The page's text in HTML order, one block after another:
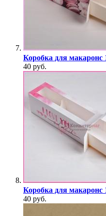
Коробка для макаронс
40 руб.
Коробка для макаронс
40 руб.